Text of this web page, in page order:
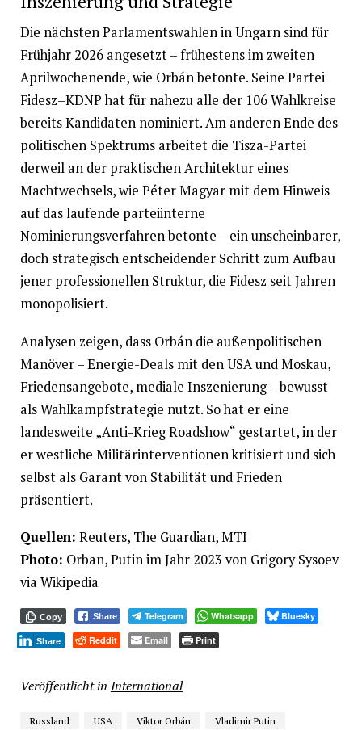
Die nächsten Parlamentswahlen in Ungarn sind für
Frühjahr 2026 angesetzt – frühestens im zweiten
Aprilwochenende, wie Orbán betonte. Seine Partei
Fidesz–KDNP hat für nahezu alle der 106 Wahlkreise
bereits Kandidaten nominiert. Am anderen Ende des
politischen Spektrums arbeitet die Tisza-Partei
derweil an der praktischen Architektur eines
Machtwechsels, wie Péter Magyar mit dem Hinweis
auf das laufende parteiinterne
Nominierungsverfahren betonte – ein unscheinbarer,
doch strategisch entscheidender Schritt zum Aufbau
jener professionellen Struktur, die Fidesz seit Jahren
monopolisiert.
Analysen zeigen, dass Orbán die außenpolitischen
Manöver – Energie-Deals mit den USA und Moskau,
Friedensangebote, mediale Inszenierung – bewusst
als Wahlkampfstrategie nutzt. So hat er eine
landesweite „Anti-Krieg Roadshow“ gestartet, in der
er westliche Militärinterventionen kritisiert und sich
selbst als Garant von Stabilität und Frieden
präsentiert.
Quellen: Reuters, The Guardian, MTI
Photo: Orban, Putin im Jahr 2023 von Grigory Sysoev
via Wikipedia
Copy Share Telegram Whatsapp Bluesky
Share Reddit Email Print
Veröffentlicht in International
Russland USA Viktor Orbán Vladimir Putin